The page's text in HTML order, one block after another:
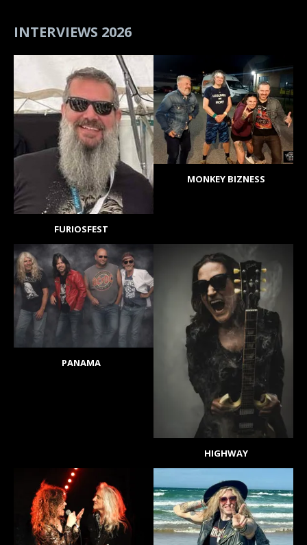
INTERVIEWS 2026
FURIOSFEST
MONKEY BIZNESS
PANAMA
HIGHWAY